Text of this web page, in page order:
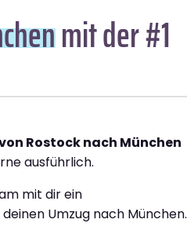
mit der #1
Rostock nach München
ausführlich.
mit dir ein
Umzug nach München.